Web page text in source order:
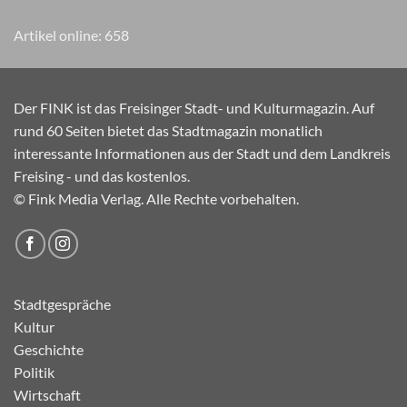
Artikel online: 658
Der FINK ist das Freisinger Stadt- und Kulturmagazin. Auf
rund 60 Seiten bietet das Stadtmagazin monatlich
interessante Informationen aus der Stadt und dem Landkreis
Freising - und das kostenlos.
© Fink Media Verlag. Alle Rechte vorbehalten.
Stadtgespräche
Kultur
Geschichte
Politik
Wirtschaft